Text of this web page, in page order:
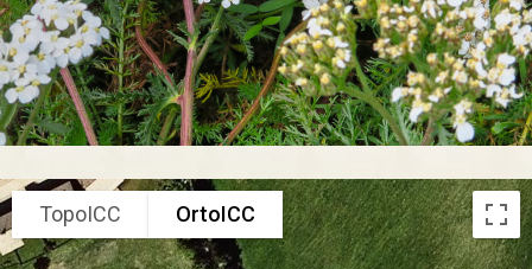
TopoICC OrtoICC